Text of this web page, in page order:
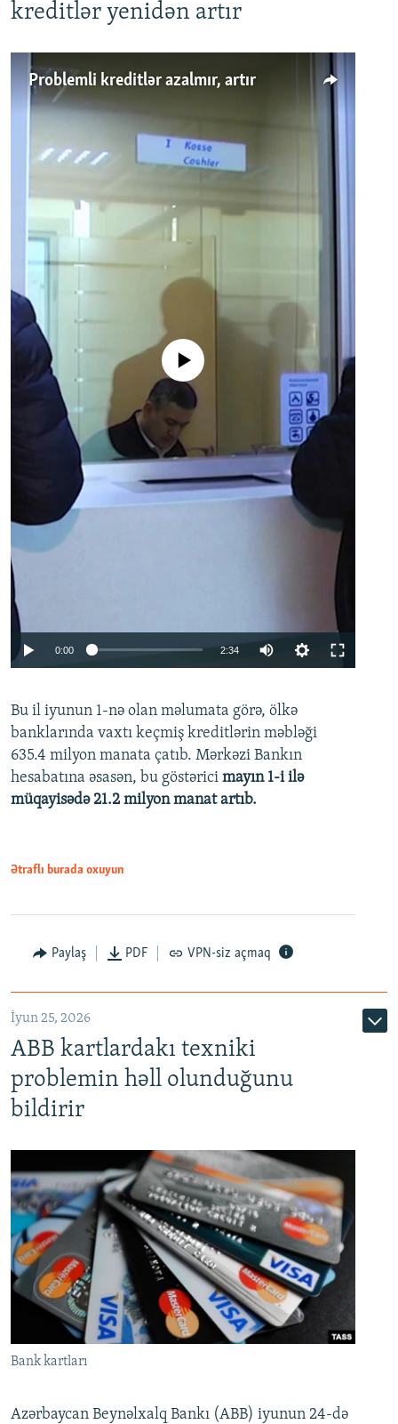
kreditlər yenidən artır
Problemli kreditlər azalmır, artır
Auto 240p 360p 480p
720p 1080p
No media source currently available
0:00 2:34
360p
480p
720p
Bu il iyunun 1-nə olan məlumata görə, ölkə
banklarında vaxtı keçmiş kreditlərin məbləği
635.4 milyon manata çatıb. Mərkəzi Bankın
hesabatına əsasən, bu göstərici mayın 1-i ilə
müqayisədə 21.2 milyon manat artıb.
Ətraflı burada oxuyun
Paylaş PDF VPN-siz açmaq
İyun 25, 2026
ABB kartlardakı texniki
problemin həll olunduğunu
bildirir
Bank kartları
Azərbaycan Beynəlxalq Bankı (ABB) iyunun 24-də